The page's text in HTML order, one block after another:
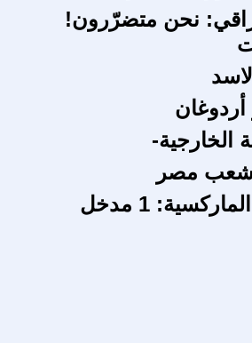
نحن متضرّرون!
الخارجية-
مصر
1 مدخل